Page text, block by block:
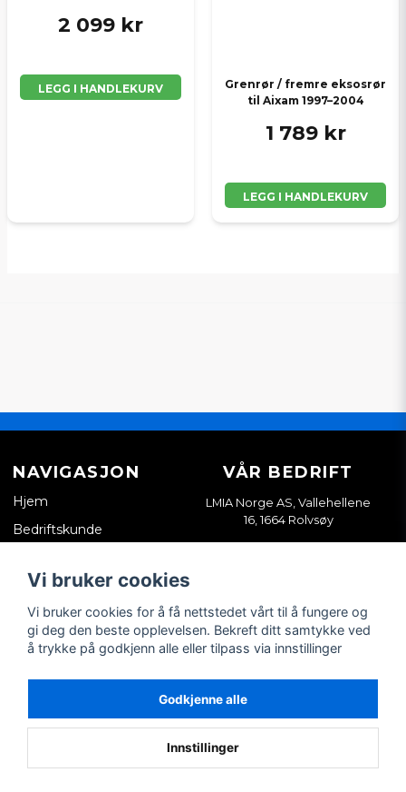
2 099 kr
LEGG I HANDLEKURV
Grenrør / fremre eksosrør
til Aixam 1997–2004
1 789 kr
LEGG I HANDLEKURV
NAVIGASJON
Hjem
Bedriftskunde
Salgsvilkår
Tips & guider
VÅR BEDRIFT
LMIA Norge AS, Vallehellene
16, 1664 Rolvsøy
Org. nr. 933898814
SOSIALE MEDIER
Facebook
MIN KONTO
Logg inn
Registrer konto
Vi bruker cookies
Vi bruker cookies for å få nettstedet vårt til å fungere og
gi deg den beste opplevelsen. Bekreft ditt samtykke ved
å trykke på godkjenn alle eller tilpass via innstillinger
Godkjenne alle
Innstillinger